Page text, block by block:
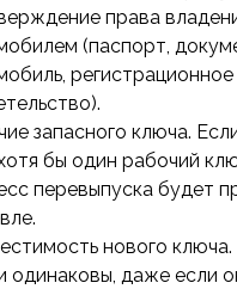
права
(паспорт,
регистрационное
запасного ключа.
бы один рабочий
перевыпуска будет
нового
одинаковы, даже если